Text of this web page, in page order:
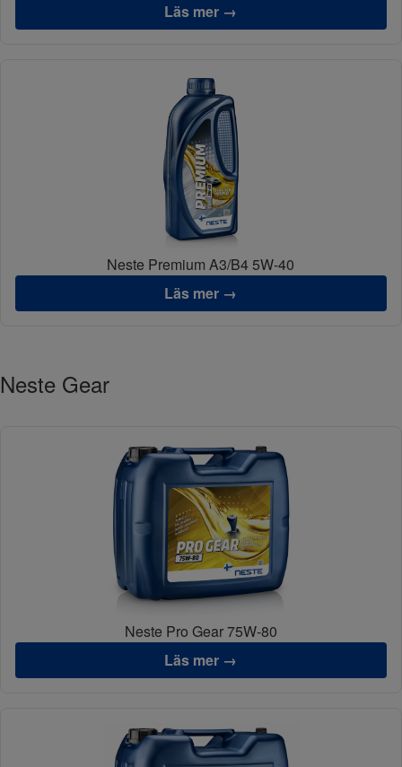
Läs mer →
Neste Premium A3/B4 5W-40
Läs mer →
Neste Gear
Neste Pro Gear 75W-80
Läs mer →